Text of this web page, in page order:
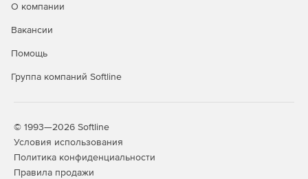
PRTG Network Monitor (pdf)
Системные требования PRTG Network Monitor (pdf)
О компании
Вакансии
Помощь
Группа компаний Softline
© 1993—2026 Softline
Условия использования
Политика конфиденциальности
Правила продажи